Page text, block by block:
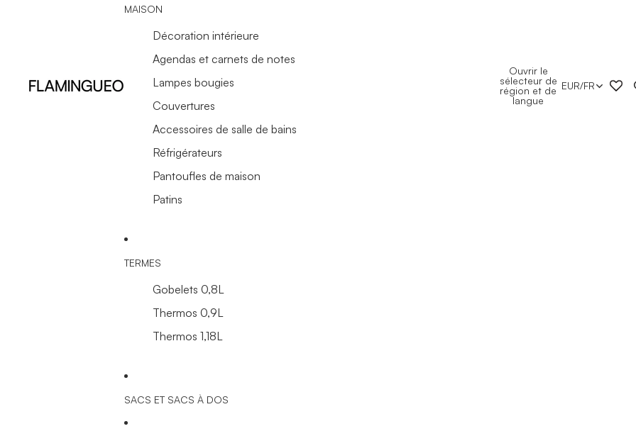
MAISON
Décoration intérieure
Agendas et carnets de notes
Lampes bougies
Couvertures
Accessoires de salle de bains
Réfrigérateurs
Pantoufles de maison
Patins
TERMES
Gobelets 0,8L
Thermos 0,9L
Thermos 1,18L
SACS ET SACS À DOS
Ouvrir le
sélecteur de
région et de
langue
EUR/FR